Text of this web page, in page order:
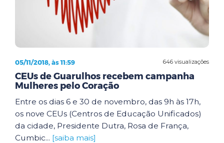
646 visualizações
05/11/2018, às 11:59
CEUs de Guarulhos recebem campanha
Mulheres pelo Coração
Entre os dias 6 e 30 de novembro, das 9h às 17h,
os nove CEUs (Centros de Educação Unificados)
da cidade, Presidente Dutra, Rosa de França,
Cumbic... [saiba mais]